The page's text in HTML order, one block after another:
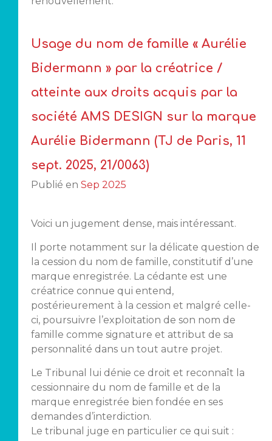
Usage du nom de famille « Aurélie
Bidermann » par la créatrice /
atteinte aux droits acquis par la
société AMS DESIGN sur la marque
Aurélie Bidermann (TJ de Paris, 11
sept. 2025, 21/0063)
Publié en Sep 2025
Voici un jugement dense, mais intéressant.
Il porte notamment sur la délicate question de
la cession du nom de famille, constitutif d’une
marque enregistrée. La cédante est une
créatrice connue qui entend,
postérieurement à la cession et malgré celle-
ci, poursuivre l’exploitation de son nom de
famille comme signature et attribut de sa
personnalité dans un tout autre projet.
Le Tribunal lui dénie ce droit et reconnaît la
cessionnaire du nom de famille et de la
marque enregistrée bien fondée en ses
demandes d’interdiction.
Le tribunal juge en particulier ce qui suit :